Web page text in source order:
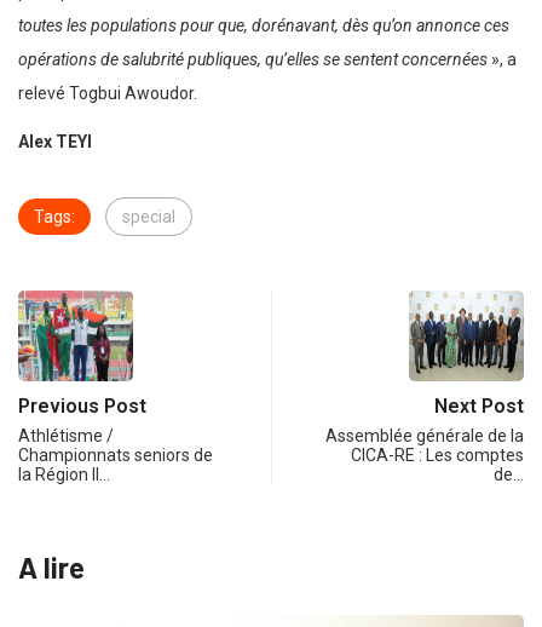
toutes les populations pour que, dorénavant, dès qu’on annonce ces
opérations de salubrité publiques, qu’elles se sentent concernées », a
relevé Togbui Awoudor.
Alex TEYI
Tags: special
Previous Post
Athlétisme /
Championnats seniors de
la Région II…
Next Post
Assemblée générale de la
CICA-RE : Les comptes
de…
A lire